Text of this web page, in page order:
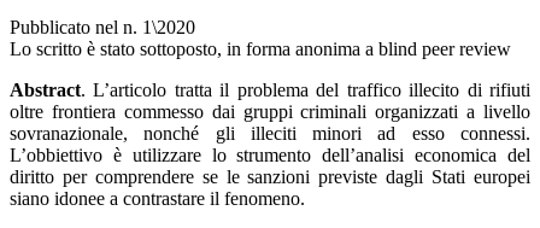
Pubblicato nel n. 1\2020
Lo scritto è stato sottoposto, in forma anonima a blind peer review
Abstract. L’articolo tratta il problema del traffico illecito di rifiuti
oltre frontiera commesso dai gruppi criminali organizzati a livello
sovranazionale, nonché gli illeciti minori ad esso connessi.
L’obbiettivo è utilizzare lo strumento dell’analisi economica del
diritto per comprendere se le sanzioni previste dagli Stati europei
siano idonee a contrastare il fenomeno.